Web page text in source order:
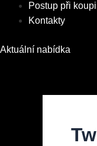
Postup při koupi
Kontakty
Aktuální nabídka